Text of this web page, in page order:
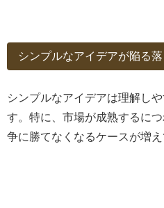
シンプルなアイデアが陥る
シンプルなアイデアは理解し
す。特に、市場が成熟するに
争に勝てなくなるケースが増え